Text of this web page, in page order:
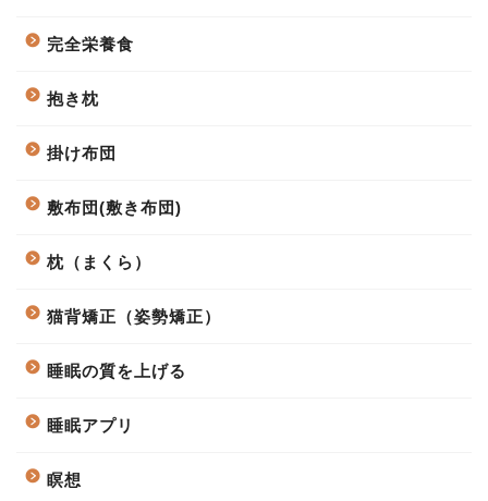
完全栄養食
抱き枕
掛け布団
敷布団(敷き布団)
枕（まくら）
猫背矯正（姿勢矯正）
睡眠の質を上げる
睡眠アプリ
瞑想